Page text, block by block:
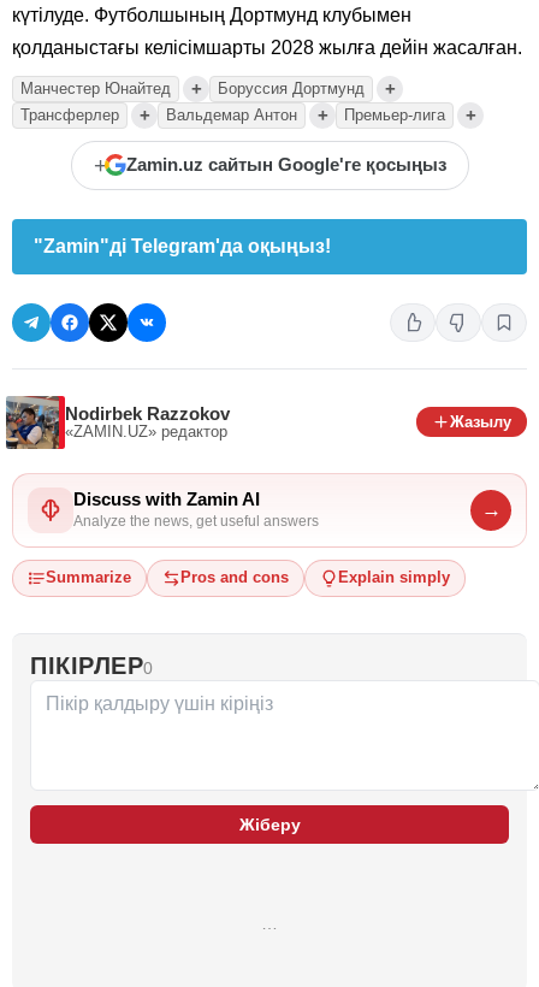
күтілуде. Футболшының Дортмунд клубымен
қолданыстағы келісімшарты 2028 жылға дейін жасалған.
Манчестер Юнайтед + Боруссия Дортмунд +
Трансферлер + Вальдемар Антон + Премьер-лига +
+ Zamin.uz сайтын Google'ге қосыңыз
"Zamin"ді Telegram'да оқыңыз!
Nodirbek Razzokov
«ZAMIN.UZ» редактор
Жазылу
Discuss with Zamin AI
Analyze the news, get useful answers
→
Summarize Pros and cons Explain simply
ПІКІРЛЕР0
Жіберу